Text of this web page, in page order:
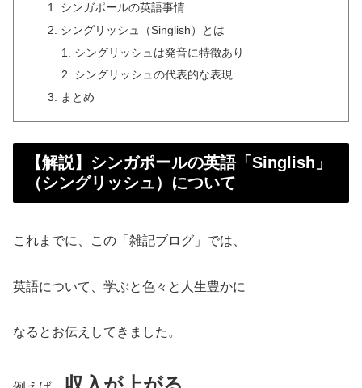
シンガポールの英語事情
シングリッシュ（Singlish）とは
シングリッシュは発音に特徴あり
シングリッシュの代表的な表現
まとめ
【解説】シンガポールの英語「Singlish」
（シングリッシュ）について
これまでに、この「雑記ブログ」では、
英語について、学ぶと色々と人生豊かに
なるとお伝えしてきました。